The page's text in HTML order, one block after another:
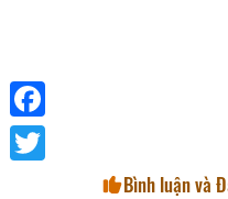
Bình luận và
Facebook